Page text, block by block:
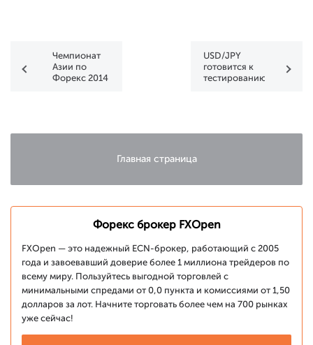
Чемпионат
Азии по
Форекс 2014
USD/JPY
готовится к
тестированию
Главная страница
Форекс брокер FXOpen
FXOpen — это надежный ECN-брокер, работающий с 2005
года и завоевавший доверие более 1 миллиона трейдеров по
всему миру. Пользуйтесь выгодной торговлей с
минимальными спредами от 0,0 пункта и комиссиями от 1,50
долларов за лот. Начните торговать более чем на 700 рынках
уже сейчас!